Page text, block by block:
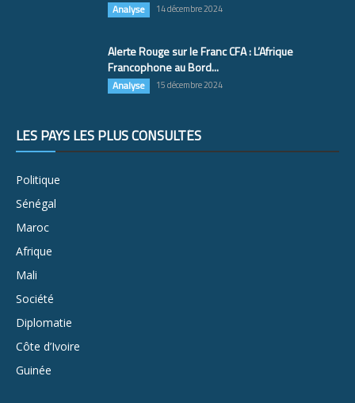
Analyse 14 décembre 2024
Alerte Rouge sur le Franc CFA : L’Afrique
Francophone au Bord...
Analyse 15 décembre 2024
LES PAYS LES PLUS CONSULTÉS
Politique
Sénégal
Maroc
Afrique
Mali
Société
Diplomatie
Côte d’Ivoire
Guinée